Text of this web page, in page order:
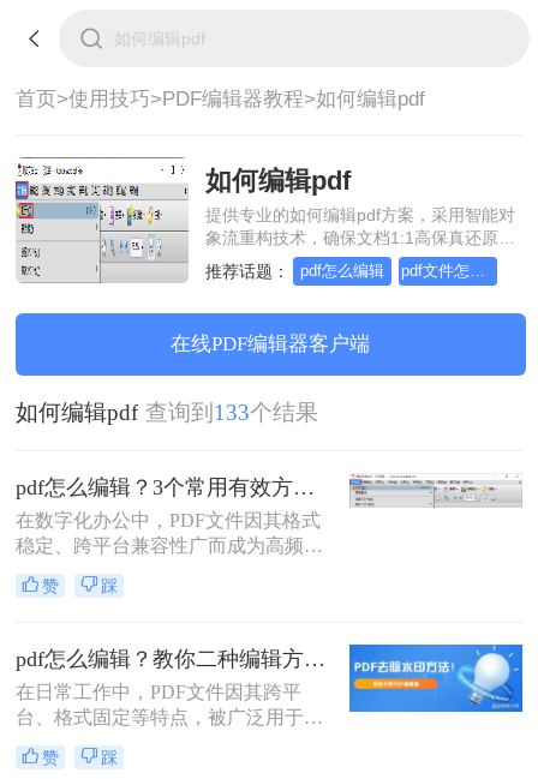
首页>使用技巧>PDF编辑器教程>如何编辑pdf
如何编辑pdf
提供专业的如何编辑pdf方案，采用智能对
象流重构技术，确保文档1:1高保真还原且
排版不乱码。支持一键批量处理，全链路
SSL 加密保障隐私安全。助您快速实现如
推荐话题： pdf怎么编辑 pdf文件怎么编辑
在线PDF编辑器客户端
如何编辑pdf 查询到 133个结果
pdf怎么编辑？3个常用有效方法指南！
在数字化办公中，PDF文件因其格式
稳定、跨平台兼容性广而成为高频使
用格式。然而，当需要修改文本、图
片或表单时，许多用户陷入“编辑
本文聚焦常用、有效且安全的PDF编
辑方法，提供详细操作步骤、关键注
意点与优缺点分析。所有方法均经实
测验证，助您高效解决编辑需求，避
免踩坑。
赞 踩
pdf怎么编辑？教你二种编辑方法！
在日常工作中，PDF文件因其跨平
台、格式固定等特点，被广泛用于文
件传输和存档。然而，PDF文件的编
辑却常常让人头疼。那么pdf怎么编辑
赞 踩